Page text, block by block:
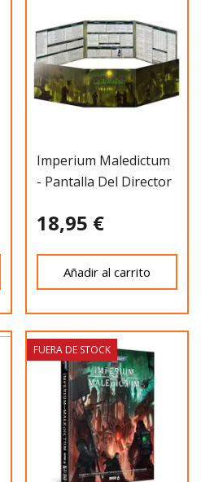
Imperium Maledictum
- Pantalla Del Director
18,95 €
Añadir al carrito
FUERA DE STOCK